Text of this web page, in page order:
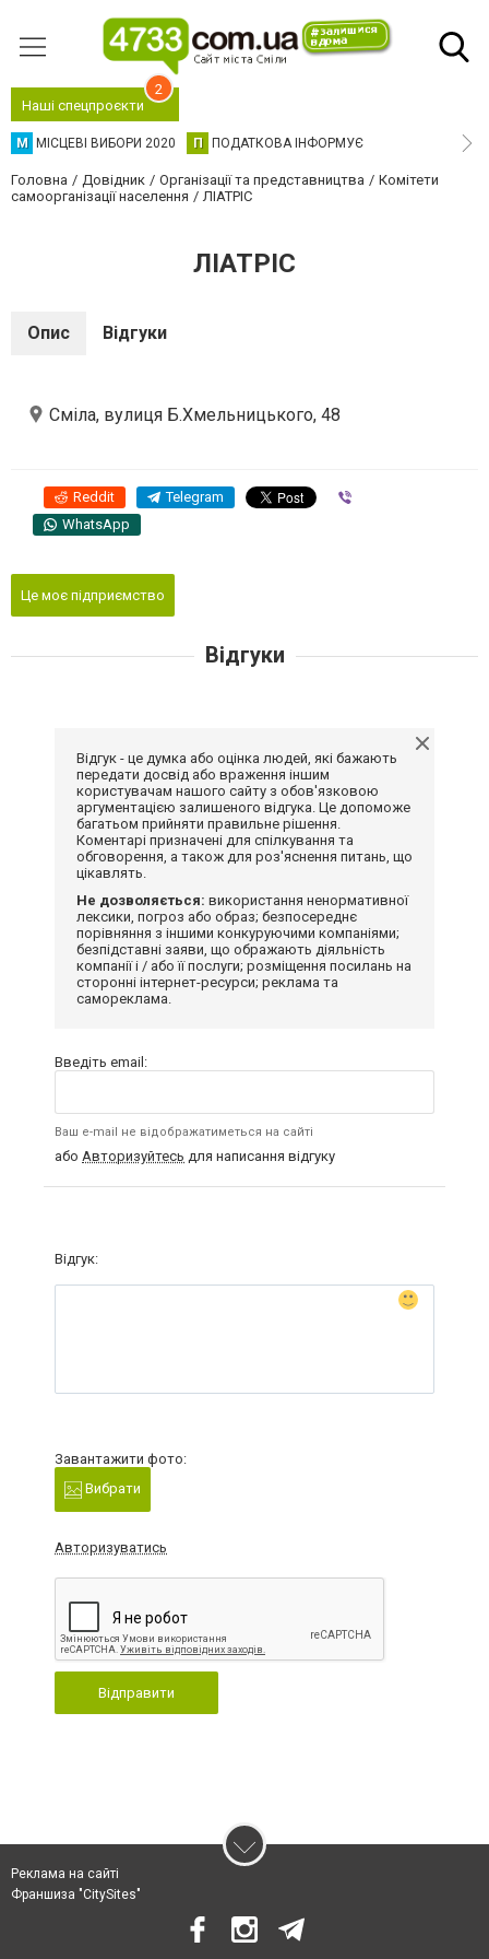
Наші спецпроєкти
2
М МІСЦЕВІ ВИБОРИ 2020 П ПОДАТКОВА ІНФОРМУЄ
Головна Довідник Організації та представництва
Комітети
самоорганізації населення
ЛІАТРІС
ЛІАТРІС
Опис Відгуки
Сміла, вулиця Б.Хмельницького, 48
Reddit Telegram
WhatsApp
Це моє підприємство
Відгуки
Відгук - це думка або оцінка людей, які бажають
передати досвід або враження іншим
користувачам нашого сайту з обов'язковою
аргументацією залишеного відгука. Це допоможе
багатьом прийняти правильне рішення.
Коментарі призначені для спілкування та
обговорення, а також для роз'яснення питань, що
цікавлять.
Не дозволяється: використання ненормативної
лексики, погроз або образ; безпосереднє
порівняння з іншими конкуруючими компаніями;
безпідставні заяви, що ображають діяльність
компанії і / або її послуги; розміщення посилань на
сторонні інтернет-ресурси; реклама та
самореклама.
Введіть email:
Ваш e-mail не відображатиметься на сайті
або Авторизуйтесь для написання відгуку
Відгук:
Завантажити фото:
Вибрати
Авторизуватись
Відправити
Реклама на сайті
Франшиза "CitySites"